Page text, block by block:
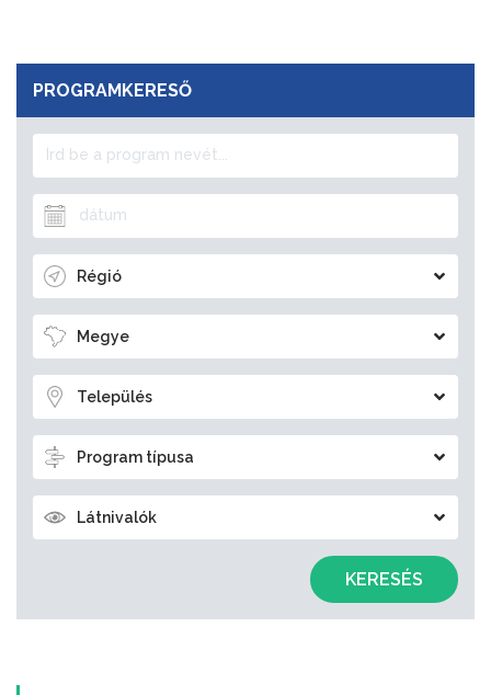
PROGRAMKERESŐ
Régió
Megye
Település
Program típusa
Látnivalók
KERESÉS